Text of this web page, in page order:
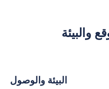
البيئة والوصول